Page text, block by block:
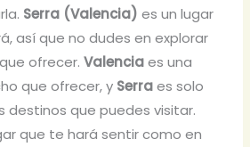
Serra (Valencia) es un lugar
así que no dudes en explorar
ofrecer.Valenciaes una
que ofrecer, y Serraes solo
destinos que puedes visitar.
que te hará sentir como en